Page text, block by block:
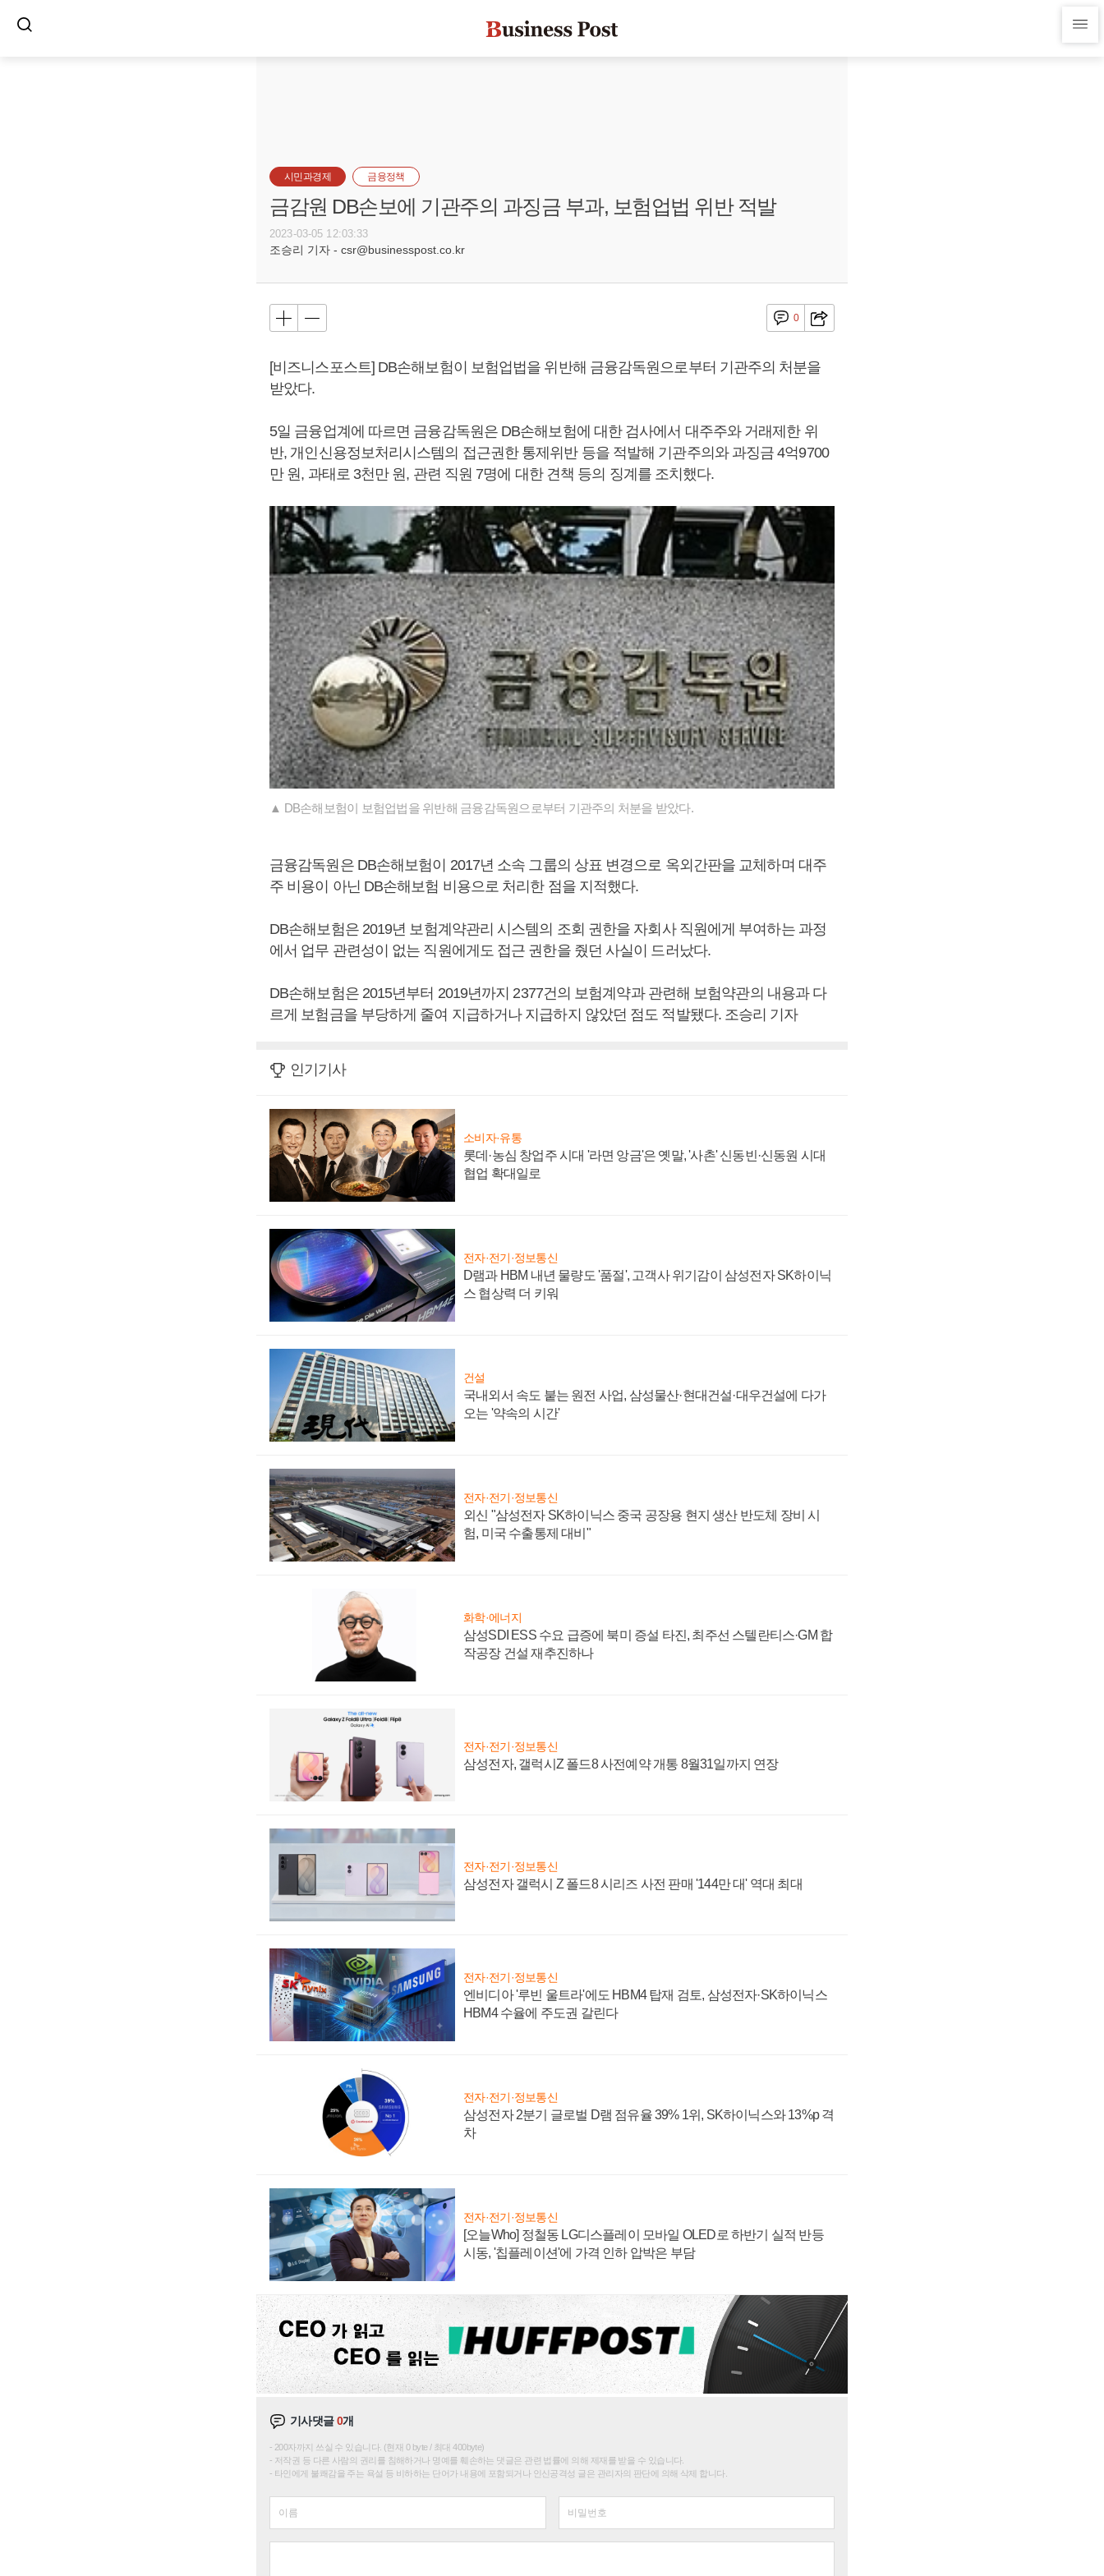
시민과경제 금융정책
금감원 DB손보에 기관주의 과징금 부과, 보험업법 위반 적발
2023-03-05 12:03:33
조승리 기자 - csr@businesspost.co.kr
0
[비즈니스포스트] DB손해보험이 보험업법을 위반해 금융감독원으로부터 기관주의 처분을
받았다.
5일 금융업계에 따르면 금융감독원은 DB손해보험에 대한 검사에서 대주주와 거래제한 위
반, 개인신용정보처리시스템의 접근권한 통제위반 등을 적발해 기관주의와 과징금 4억9700
만 원, 과태로 3천만 원, 관련 직원 7명에 대한 견책 등의 징계를 조치했다.
▲ DB손해보험이 보험업법을 위반해 금융감독원으로부터 기관주의 처분을 받았다.
금융감독원은 DB손해보험이 2017년 소속 그룹의 상표 변경으로 옥외간판을 교체하며 대주
주 비용이 아닌 DB손해보험 비용으로 처리한 점을 지적했다.
DB손해보험은 2019년 보험계약관리 시스템의 조회 권한을 자회사 직원에게 부여하는 과정
에서 업무 관련성이 없는 직원에게도 접근 권한을 줬던 사실이 드러났다.
DB손해보험은 2015년부터 2019년까지 2377건의 보험계약과 관련해 보험약관의 내용과 다
르게 보험금을 부당하게 줄여 지급하거나 지급하지 않았던 점도 적발됐다. 조승리 기자
인기기사
소비자·유통
롯데·농심 창업주 시대 '라면 앙금'은 옛말, '사촌' 신동빈·신동원 시대
협업 확대일로
전자·전기·정보통신
D램과 HBM 내년 물량도 '품절', 고객사 위기감이 삼성전자 SK하이닉
스 협상력 더 키워
건설
국내외서 속도 붙는 원전 사업, 삼성물산·현대건설·대우건설에 다가
오는 '약속의 시간'
전자·전기·정보통신
외신 "삼성전자 SK하이닉스 중국 공장용 현지 생산 반도체 장비 시
험, 미국 수출통제 대비"
화학·에너지
삼성SDI ESS 수요 급증에 북미 증설 타진, 최주선 스텔란티스·GM 합
작공장 건설 재추진하나
전자·전기·정보통신
삼성전자, 갤럭시Z 폴드8 사전예약 개통 8월31일까지 연장
전자·전기·정보통신
삼성전자 갤럭시 Z 폴드8 시리즈 사전 판매 '144만 대' 역대 최대
전자·전기·정보통신
엔비디아 '루빈 울트라'에도 HBM4 탑재 검토, 삼성전자·SK하이닉스
HBM4 수율에 주도권 갈린다
전자·전기·정보통신
삼성전자 2분기 글로벌 D램 점유율 39% 1위, SK하이닉스와 13%p 격
차
전자·전기·정보통신
[오늘Who] 정철동 LG디스플레이 모바일 OLED로 하반기 실적 반등
시동, '칩플레이션'에 가격 인하 압박은 부담
기사댓글0개
200자까지 쓰실 수 있습니다. (현재 0 byte / 최대 400byte)
저작권 등 다른 사람의 권리를 침해하거나 명예를 훼손하는 댓글은 관련 법률에 의해 제재를 받을 수 있습니다.
타인에게 불쾌감을 주는 욕설 등 비하하는 단어가 내용에 포함되거나 인신공격성 글은 관리자의 판단에 의해 삭제 합니다.